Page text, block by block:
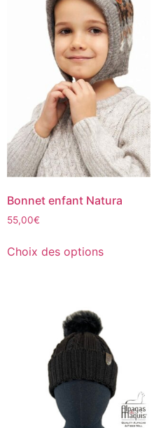
Bonnet enfant Natura
55,00€
Choix des options